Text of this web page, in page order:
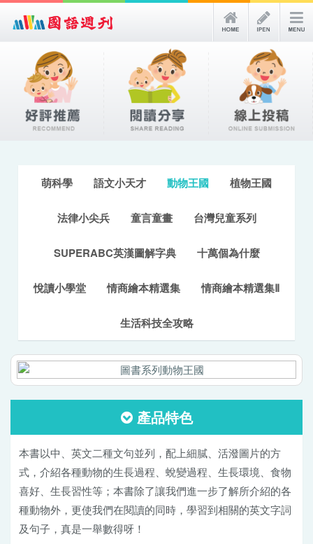
萌科學 語文小天才 動物王國 植物王國
法律小尖兵 童言童畫 台灣兒童系列
SUPERABC英漢圖解字典 十萬個為什麼
悅讀小學堂 情商繪本精選集 情商繪本精選集Ⅱ
生活科技全攻略
產品特色
本書以中、英文二種文句並列，配上細膩、活潑圖片的方
式，介紹各種動物的生長過程、蛻變過程、生長環境、食物
喜好、生長習性等；本書除了讓我們進一步了解所介紹的各
種動物外，更使我們在閱讀的同時，學習到相關的英文字詞
及句子，真是一舉數得呀！